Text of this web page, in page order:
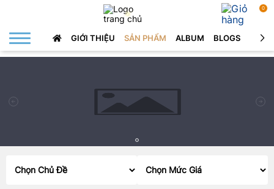
0
GIỚI THIỆU SẢN PHẨM ALBUM BLOGS LIÊN